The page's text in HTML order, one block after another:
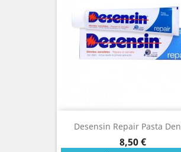
Desensin Repair Pasta
Precio
8,50 €